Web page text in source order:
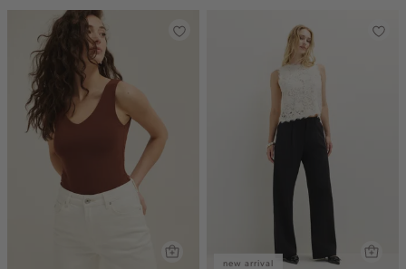
midden
new arrival